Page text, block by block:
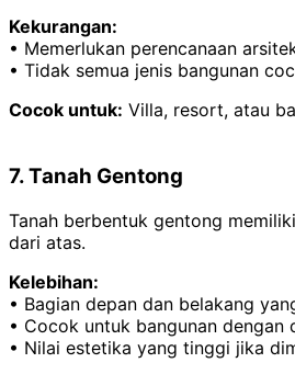
Kekurangan:
• Memerlukan perencanaan
• Tidak semua jenis bangunan
Cocok untuk: Villa, resort, atau
7. Tanah Gentong
Tanah berbentuk gentong
dari atas.
Kelebihan:
• Bagian depan dan belakang
• Cocok untuk bangunan dengan
• Nilai estetika yang tinggi jika